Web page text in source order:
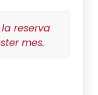
reserva
mes.